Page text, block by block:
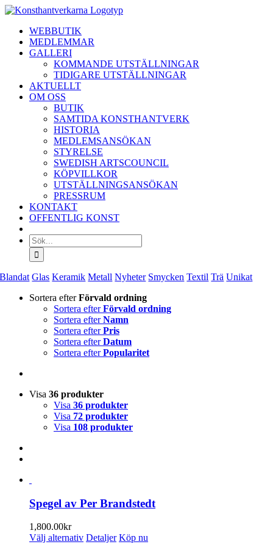
Fortsätt
innehålletWEBBUTIK
MEDLEMMAR
GALLERI
KOMMANDE UTSTÄLLNINGAR
TIDIGARE UTSTÄLLNINGAR
AKTUELLT
OM OSS
BUTIK
SAMTIDA KONSTHANTVERK
HISTORIA
MEDLEMSANSÖKAN
STYRELSE
SWEDISH ARTSCOUNCIL
KÖPVILLKOR
UTSTÄLLNINGSANSÖKAN
PRESSRUM
KONTAKT
OFFENTLIG KONST
Sök
efter:
Blandat Glas Keramik Metall Nyheter Smycken Textil Trä Unikat
Sortera efterFörvald ordning
Sortera efterFörvald ordning
Sortera efterNamn
Sortera efterPris
Sortera efterDatum
Sortera efterPopularitet
Visa 36 produkter
Visa 36 produkter
Visa 72 produkter
Visa 108 produkter
Spegel av Per Brandstedt
1,800.00kr
Välj alternativ Den
Detaljer Köp nu